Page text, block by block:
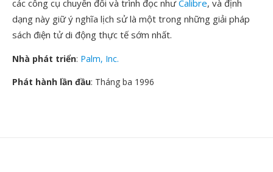
các công cụ chuyển đổi và trình đọc nhưCalibre, và định
dạng này giữ ý nghĩa lịch sử là một trong những giải pháp
sách điện tử di động thực tế sớm nhất.
Nhà phát triển: Palm, Inc.
Phát hành lần đầu: Tháng ba 1996